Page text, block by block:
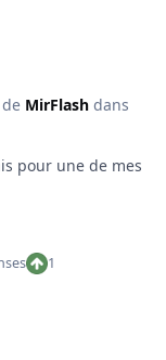
MirFlashdans
pour une de mes
1